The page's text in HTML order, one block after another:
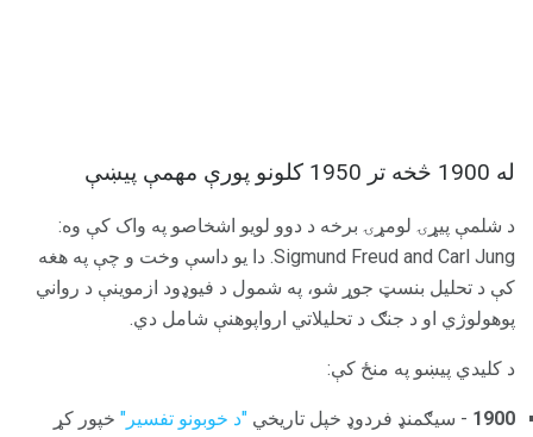
له 1900 څخه تر 1950 کلونو پورې مهمې پیښې
د شلمې پیړۍ لومړۍ برخه د دوو لویو اشخاصو په واک کې وه:
Sigmund Freud and Carl Jung. دا یو داسې وخت و چې په هغه
کې د تحلیل بنسټ جوړ شو، په شمول د فیوډود ازموینې د رواني
پوهولوژي او د جنګ د تحلیلاتي ارواپوهنې شامل دي.
د کلیدي پیښو په منځ کې:
1900 - سیګمنډ فردوډ خپل تاریخي "د خوبونو تفسیر" خپور کړ